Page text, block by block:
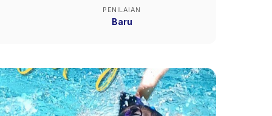
PENILAIAN
Baru